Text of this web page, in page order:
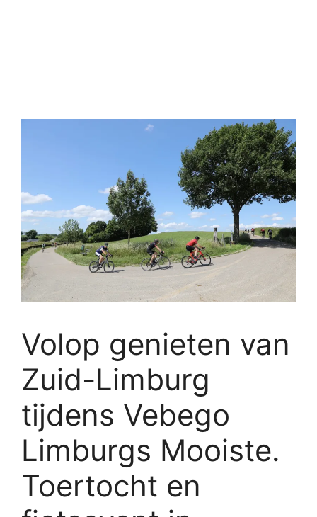
Volop genieten van
Zuid-Limburg
tijdens Vebego
Limburgs Mooiste.
Toertocht en